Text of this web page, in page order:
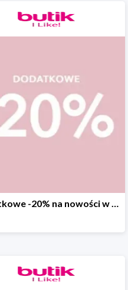
Dodatkowe -20% na nowości w ebutik.pl